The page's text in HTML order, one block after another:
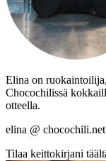
Elina on
Chocochilissä
otteella.
elina @ chocochili.net
Tilaa keittokirjani